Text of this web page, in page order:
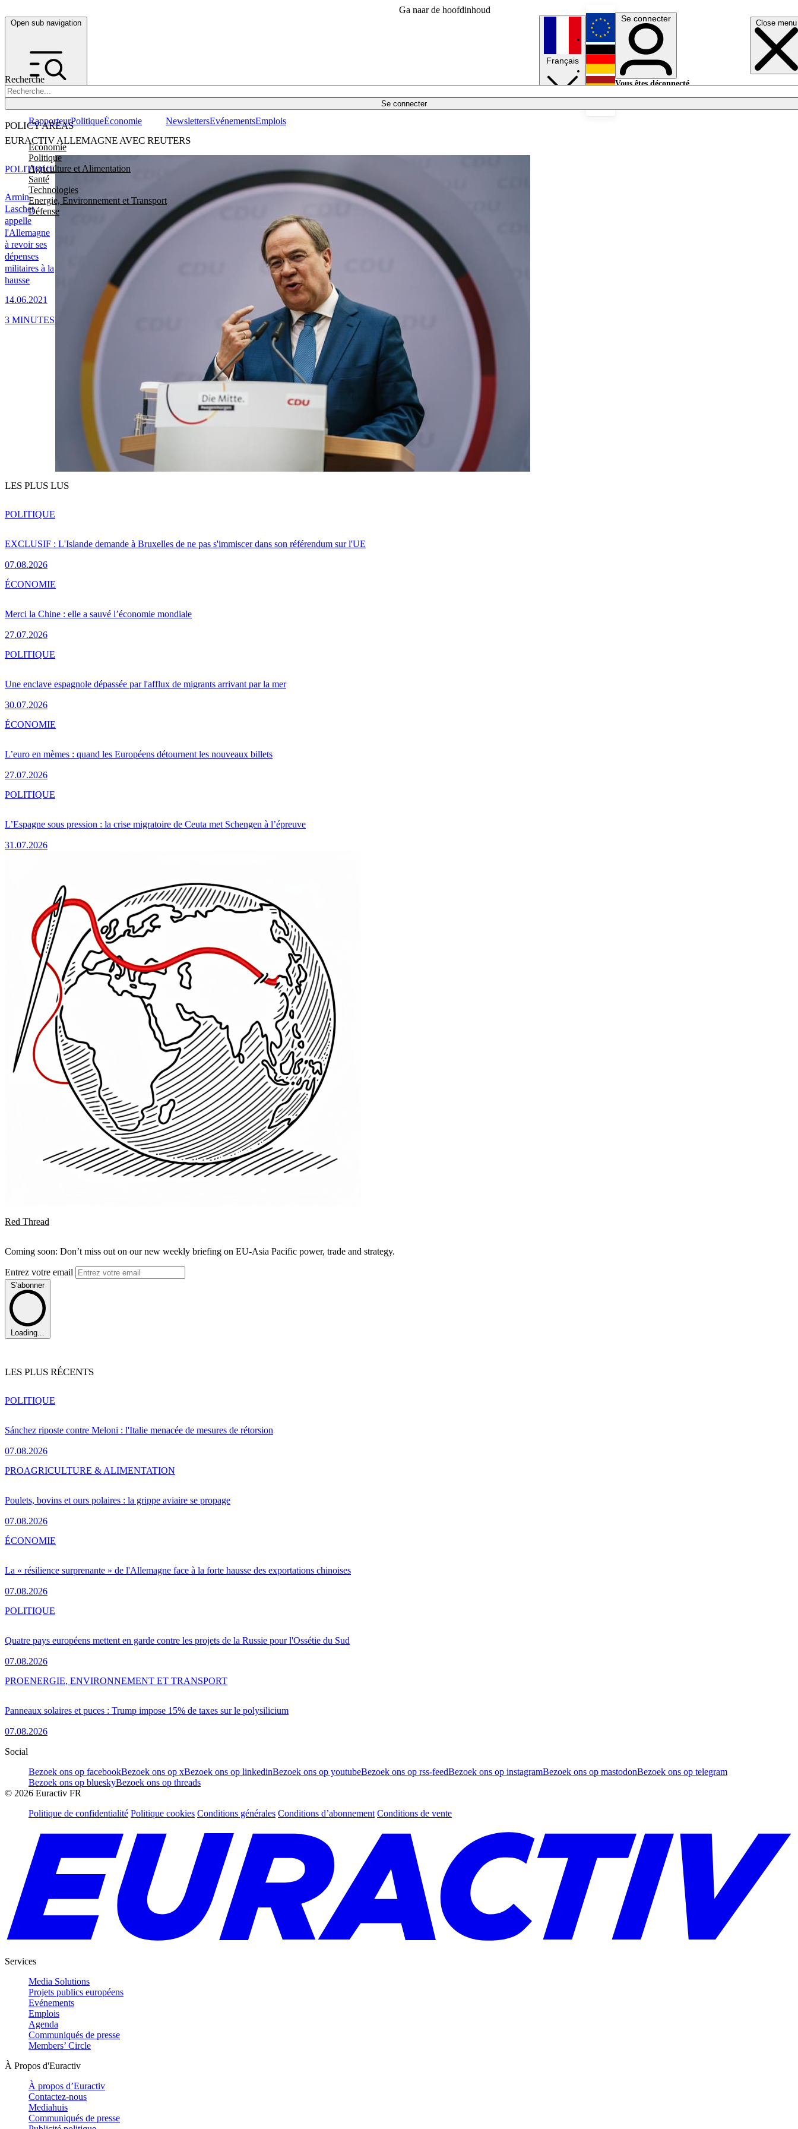
Ga naar de hoofdinhoud
Open sub navigation Close menu
Recherche
Se connecter
POLICY AREAS
Economie
Politique
Agriculture et Alimentation
Santé
Technologies
Energie, Environnement et Transport
Défense
RapporteurPolitiqueÉconomie NewslettersEvénementsEmplois
Français
English
Deutsch
Se connecter
Vous êtes déconnecté.
EURACTIV ALLEMAGNE AVEC REUTERS
Armin
Laschet
appelle
l'Allemagne
à revoir ses
dépenses
militaires à la
hausse
14.06.2021
POLITIQUE
3 MINUTES
LES PLUS LUS
EXCLUSIF : L'Islande demande à Bruxelles de ne pas s'immiscer dans son référendum sur l'UE
07.08.2026
POLITIQUE
Merci la Chine : elle a sauvé l’économie mondiale
27.07.2026
ÉCONOMIE
Une enclave espagnole dépassée par l'afflux de migrants arrivant par la mer
30.07.2026
POLITIQUE
L’euro en mèmes : quand les Européens détournent les nouveaux billets
27.07.2026
ÉCONOMIE
L’Espagne sous pression : la crise migratoire de Ceuta met Schengen à l’épreuve
31.07.2026
POLITIQUE
Red Thread
Coming soon: Don’t miss out on our new weekly briefing on EU-Asia Pacific power, trade and strategy.
Entrez votre email
S'abonner
Loading...
LES PLUS RÉCENTS
Sánchez riposte contre Meloni : l'Italie menacée de mesures de rétorsion
07.08.2026
POLITIQUE
Poulets, bovins et ours polaires : la grippe aviaire se propage
07.08.2026
PROAGRICULTURE & ALIMENTATION
La « résilience surprenante » de l'Allemagne face à la forte hausse des exportations chinoises
07.08.2026
ÉCONOMIE
Quatre pays européens mettent en garde contre les projets de la Russie pour l'Ossétie du Sud
07.08.2026
POLITIQUE
Panneaux solaires et puces : Trump impose 15% de taxes sur le polysilicium
07.08.2026
PROENERGIE, ENVIRONNEMENT ET TRANSPORT
Social
Bezoek ons op facebookBezoek ons op xBezoek ons op linkedinBezoek ons op youtubeBezoek ons op rss-feedBezoek ons op instagramBezoek ons op mastodonBezoek ons op telegram
Bezoek ons op blueskyBezoek ons op threads
© 2026 Euractiv FR
Politique de confidentialité Politique cookies Conditions générales Conditions d’abonnement Conditions de vente
Services
Media Solutions
Projets publics européens
Evénements
Emplois
Agenda
Communiqués de presse
Members’ Circle
À Propos d'Euractiv
À propos d’Euractiv
Contactez-nous
Mediahuis
Communiqués de presse